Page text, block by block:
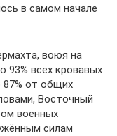
в самом начале
воюя на
93% всех кровавых
87% от общих
Восточный
военных
силам